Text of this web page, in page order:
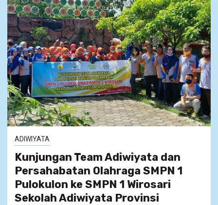
ADIWIYATA
Kunjungan Team Adiwiyata dan
Persahabatan Olahraga SMPN 1
Pulokulon ke SMPN 1 Wirosari
Sekolah Adiwiyata Provinsi